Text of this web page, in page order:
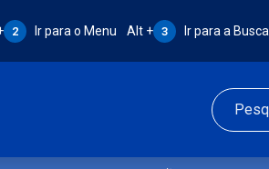
Alt + 2:
2 Ir para o Menu Atalho Alt + 3:
Alt + 3 Ir para a Busca